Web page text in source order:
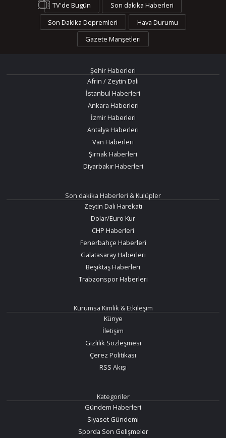
TV'de Bugün
Son dakika Haberleri
Son Dakika Depremleri
Hava Durumu
Gazete Manşetleri
Şehir Haberleri
Afrin / Zeytin Dalı
İstanbul Haberleri
Ankara Haberleri
İzmir Haberleri
Antalya Haberleri
Van Haberleri
Şırnak Haberleri
Diyarbakır Haberleri
Son dakika Haberleri & Kulüpler
Zeytin Dalı Harekatı
Dolar/Euro Kur
CHP Haberleri
Fenerbahçe Haberleri
Galatasaray Haberleri
Beşiktaş Haberleri
Trabzonspor Haberleri
Kurumsa Kimlik & Etkileşim
Künye
İletişim
Gizlilik Sözleşmesi
Çerez Politikası
RSS Akışı
Kategoriler
Gündem Haberleri
Siyaset Gündemi
Sporda Son Gelişmeler